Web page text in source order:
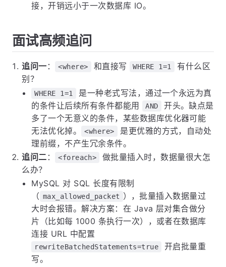
接，开销远小于一次数据库 IO。
面试高频追问
追问一 ： <where> 和直接写 WHERE 1=1
有什么区
别？
WHERE 1=1
是一种老式写法，通过一个永远为真
的条件让后续所有条件都能用
AND
开头。缺点是
多了一个无意义的条件，某些数据库优化器可能
无法优化掉。
<where>
是更优雅的方式，自动处
理前缀，不产生冗余条件。
追问二 ： <foreach>
做批量插入时，数据量很大怎
么办？
MySQL 对 SQL 长度有限制
（ max_allowed_packet ），批量插入数据量过
大时会报错。解决方案：在 Java 层对集合做分
片（比如每 1000 条执行一次），或者在数据库
连接 URL 中配置
rewriteBatchedStatements=true
开启批量重
写。